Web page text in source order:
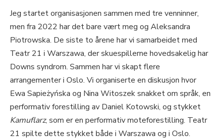
Jeg startet organisasjonen sammen med tre venninner,
men fra 2022 har det bare vært meg og Aleksandra
Piotrowska. De siste to årene har vi samarbeidet med
Teatr 21 i Warszawa, der skuespillerne hovedsakelig har
Downs syndrom. Sammen har vi skapt flere
arrangementer i Oslo. Vi organiserte en diskusjon hvor
Ewa Sapieżyńska og Nina Witoszek snakket om språk, en
performativ forestilling av Daniel Kotowski, og stykket
Kamuflarz, som er en performativ moteforestilling. Teatr
21 spilte dette stykket både i Warszawa og i Oslo.